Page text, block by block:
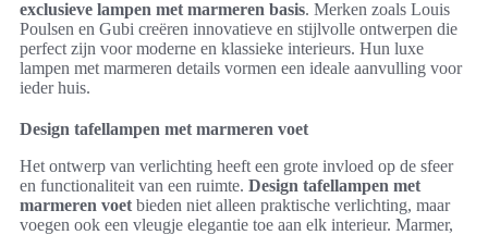
exclusieve lampen met marmeren basis. Merken zoals Louis
Poulsen en Gubi creëren innovatieve en stijlvolle ontwerpen die
perfect zijn voor moderne en klassieke interieurs. Hun luxe
lampen met marmeren details vormen een ideale aanvulling voor
ieder huis.
Design tafellampen met marmeren voet
Het ontwerp van verlichting heeft een grote invloed op de sfeer
en functionaliteit van een ruimte. Design tafellampen met
marmeren voet bieden niet alleen praktische verlichting, maar
voegen ook een vleugje elegantie toe aan elk interieur. Marmer,